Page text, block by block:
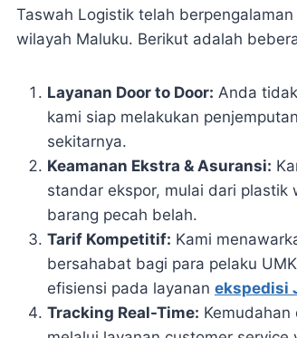
Taswah Logistik telah
wilayah Maluku. Berikut adalah
Layanan Door to Door: Anda
kami siap melakukan
sekitarnya.
Keamanan Ekstra & Asuransi:
standar ekspor, mulai dari
barang pecah belah.
Tarif Kompetitif: Kami
bersahabat bagi para pelaku
efisiensi pada layanan ekspedisi
Tracking Real-Time: